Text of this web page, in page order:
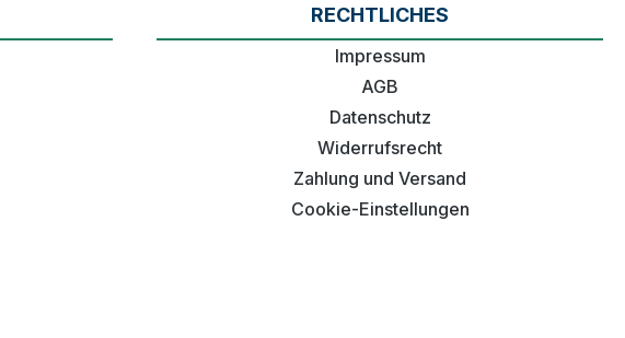
RECHTLICHES
Impressum
AGB
Datenschutz
Widerrufsrecht
Zahlung und Versand
Cookie-Einstellungen